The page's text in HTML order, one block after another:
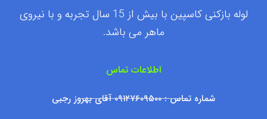
لوله بازکنی کاسپین با بیش از 15 سال تجربه و با نیروی
ماهر می باشد.
اطلاعات تماس
شماره تماس : ۰۹۱۲۷۶۰۹۵۰۰ آقای بهروز رجبی